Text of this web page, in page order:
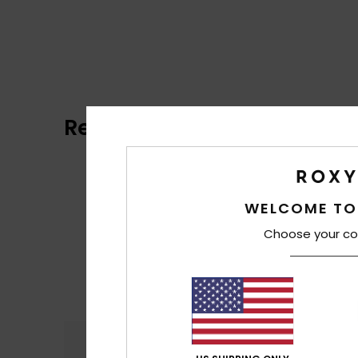
Reviews van klanten
Comfort
4.6
WELCOME
Choose your